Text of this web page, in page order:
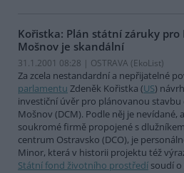
Kořistka: Plán státní záruky
Mošnov je skandální
31.1.2001 08:28 | OSTRAVA (EkoList)
Za zcela nestandardní a nepřijatelné
parlamentu Zdeněk Kořistka (US)
investiční úvěr pro plánovanou
Mošnov (DCM). Podle něj je nevídané,
soukromé firmě propojené s
centrum Ostravsko (DCO), je
Minor, která v historii projektu též
Státní fond životního prostředí soudí